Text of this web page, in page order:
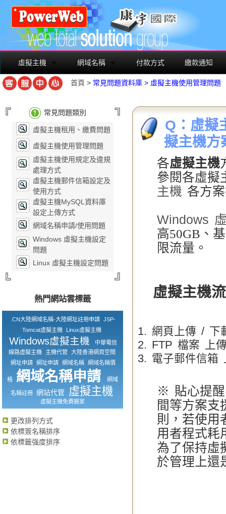
虛擬主機 網域名稱 付款方式 繳款通知
首頁 > 常見問題資料庫 > 虛擬主機使用管理問題
常見問題類別
虛擬主機租用、繳費問題
虛擬主機使用管理問題
虛擬主機使用規定及違規
處理方式
虛擬主機郵件信箱設定及
使用方式
虛擬主機MySQL資料庫
設定上傳方式
網域名稱申請/使用問題
Windows 虛擬主機設定
問題
Linux 虛擬主機設定問題
熱門網站雲標籤
.CN大陸網域名稱-大陸網址註冊申請 JSP-
Tomcat虛擬主機
Linux虛擬主機
Windows虛擬主機
中華電信
線路虛擬主機
主機代管 大陸香港網頁空間
網址申請 網址申請 網域名稱 網域名稱價
格 網域名稱申請 網域
名稱註冊 網站代管 虛擬主機
虛擬主機免費搬家
更改排列方式
依標簽名稱排序
依標籤強度排序
Q：虛擬
擬主機方
各虛擬主機
參閱各虛擬
主機 各方
Windows
高50GB、
限流量。
虛擬主機
網頁上傳 / 下
FTP 檔案 上
電子郵件信箱
※ 貼心提
間等方案
則，若使用
用者程式耗
為了保持虛
於管理上還